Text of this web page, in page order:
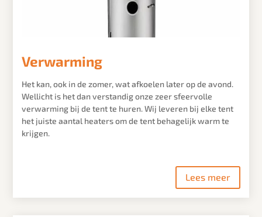
Verwarming
Het kan, ook in de zomer, wat afkoelen later op de avond.
Wellicht is het dan verstandig onze zeer sfeervolle
verwarming bij de tent te huren. Wij leveren bij elke tent
het juiste aantal heaters om de tent behagelijk warm te
krijgen.
Lees meer